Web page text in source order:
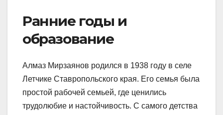
Ранние годы и
образование
Алмаз Мирзаянов родился в 1938 году в селе
Летчике Ставропольского края. Его семья была
простой рабочей семьей, где ценились
трудолюбие и настойчивость. С самого детства